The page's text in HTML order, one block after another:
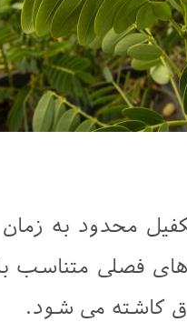
محدود به
فصلی متناسب
کاشته می شود.